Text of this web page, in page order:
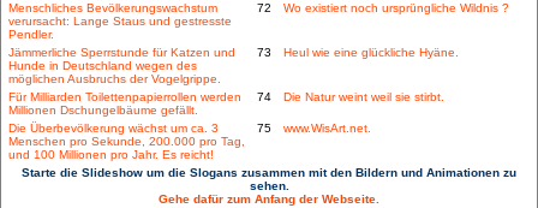
Menschliches Bevölkerungswachstum
verursacht: Lange Staus und gestresste
Pendler.
72 Wo existiert noch ursprüngliche Wildnis ?
Jämmerliche Sperrstunde für Katzen und
Hunde in Deutschland wegen des
möglichen Ausbruchs der Vogelgrippe.
73 Heul wie eine glückliche Hyäne.
Für Milliarden Toilettenpapierrollen werden
Millionen Dschungelbäume gefällt.
74 Die Natur weint weil sie stirbt.
Die Überbevölkerung wächst um ca. 3
Menschen pro Sekunde, 200.000 pro Tag,
und 100 Millionen pro Jahr. Es reicht!
75 www.WisArt.net.
Starte die Slideshow um die Slogans zusammen mit den Bildern und Animationen zu
sehen.
Gehe dafür zum Anfang der Webseite.